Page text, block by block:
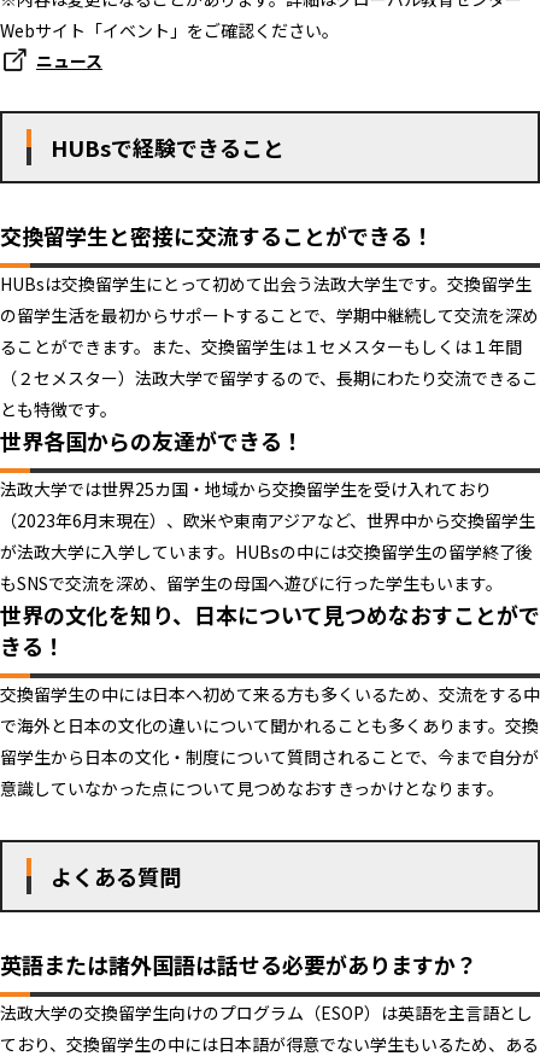
Webサイト「イベント」をご確認ください。
ニュース
HUBsで経験できること
交換留学生と密接に交流することができる！
HUBsは交換留学生にとって初めて出会う法政大学生です。交換留学生
の留学生活を最初からサポートすることで、学期中継続して交流を深め
ることができます。また、交換留学生は１セメスターもしくは１年間
（２セメスター）法政大学で留学するので、長期にわたり交流できるこ
とも特徴です。
世界各国からの友達ができる！
法政大学では世界25カ国・地域から交換留学生を受け入れており
（2023年6月末現在）、欧米や東南アジアなど、世界中から交換留学生
が法政大学に入学しています。HUBsの中には交換留学生の留学終了後
もSNSで交流を深め、留学生の母国へ遊びに行った学生もいます。
世界の文化を知り、日本について見つめなおすことがで
きる！
交換留学生の中には日本へ初めて来る方も多くいるため、交流をする中
で海外と日本の文化の違いについて聞かれることも多くあります。交換
留学生から日本の文化・制度について質問されることで、今まで自分が
意識していなかった点について見つめなおすきっかけとなります。
よくある質問
英語または諸外国語は話せる必要がありますか？
法政大学の交換留学生向けのプログラム（ESOP）は英語を主言語とし
ており、交換留学生の中には日本語が得意でない学生もいるため、ある